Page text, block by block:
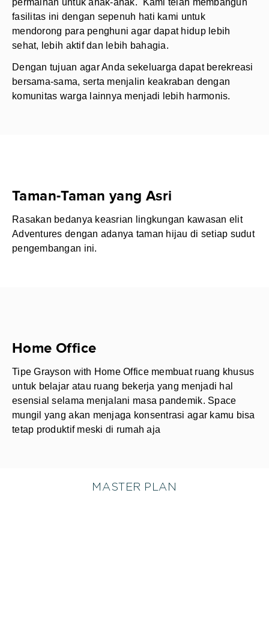
permainan untuk anak-anak. Kami telah membangun
fasilitas ini dengan sepenuh hati kami untuk
mendorong para penghuni agar dapat hidup lebih
sehat, lebih aktif dan lebih bahagia.
Dengan tujuan agar Anda sekeluarga dapat berekreasi
bersama-sama, serta menjalin keakraban dengan
komunitas warga lainnya menjadi lebih harmonis.
Taman-Taman yang Asri
Rasakan bedanya keasrian lingkungan kawasan elit
Adventures dengan adanya taman hijau di setiap sudut
pengembangan ini.
Home Office
Tipe Grayson with Home Office membuat ruang khusus
untuk belajar atau ruang bekerja yang menjadi hal
esensial selama menjalani masa pandemik. Space
mungil yang akan menjaga konsentrasi agar kamu bisa
tetap produktif meski di rumah aja
MASTER PLAN